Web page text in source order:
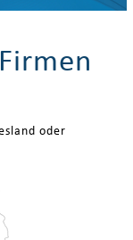
oder